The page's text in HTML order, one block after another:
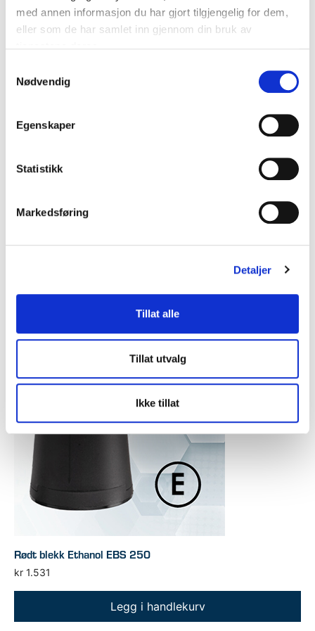
med annen informasjon du har gjort tilgjengelig for dem,
eller som de har samlet inn gjennom din bruk av
Nødvendig
Egenskaper
Statistikk
Markedsføring
Detaljer
Tillat alle
Tillat utvalg
Ikke tillat
Rødt blekk Ethanol EBS 250
kr 1.531
Legg i handlekurv